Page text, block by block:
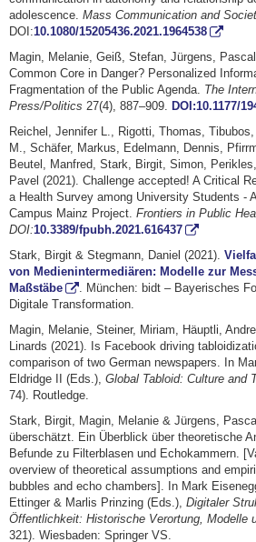
adolescence. Mass Communication and
DOI:10.1080/15205436.2021.1964538
Magin, Melanie, Geiß, Stefan, Jürgens,
Common Core in Danger? Personalized
Fragmentation of the Public Agenda. The
Press/Politics 27(4), 887–909.
DOI:10.1177/
Reichel, Jennifer L., Rigotti, Thomas,
M., Schäfer, Markus, Edelmann, Dennis,
Beutel, Manfred, Stark, Birgit, Simon,
Pavel (2021). Challenge accepted! A Critical
a Health Survey among University Students -
Campus Mainz Project. Frontiers in Public
DOI:10.3389/fpubh.2021.616437
Stark, Birgit & Stegmann, Daniel (2021).
von Medienintermediären: Modelle zur
Maßstäbe
. München: bidt – Bayerisches
Digitale Transformation.
Magin, Melanie, Steiner, Miriam, Häuptli,
Linards (2021). Is Facebook driving
comparison of two German newspapers. In
Eldridge II (Eds.), Global Tabloid: Culture and
74). Routledge.
Stark, Birgit, Magin, Melanie & Jürgens,
überschätzt. Ein Überblick über theoretische
Befunde zu Filterblasen und Echokammern.
overview of theoretical assumptions and
bubbles and echo chambers]. In Mark
Ettinger & Marlis Prinzing (Eds.), Digitaler
Öffentlichkeit: Historische Verortung, Modelle
321). Wiesbaden: Springer VS.